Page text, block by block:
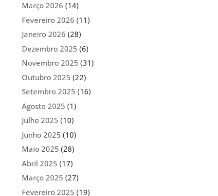
Março 2026 (14)
Fevereiro 2026 (11)
Janeiro 2026 (28)
Dezembro 2025 (6)
Novembro 2025 (31)
Outubro 2025 (22)
Setembro 2025 (16)
Agosto 2025 (1)
Julho 2025 (10)
Junho 2025 (10)
Maio 2025 (28)
Abril 2025 (17)
Março 2025 (27)
Fevereiro 2025 (19)